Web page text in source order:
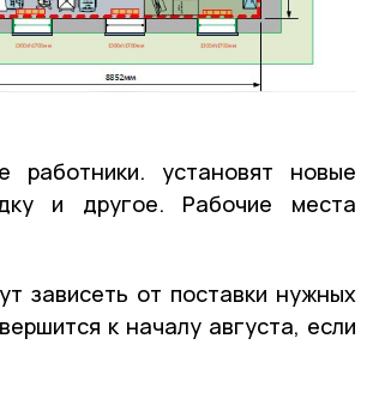
работники. установят новые
и другое. Рабочие места
зависеть от поставки нужных
к началу августа, если